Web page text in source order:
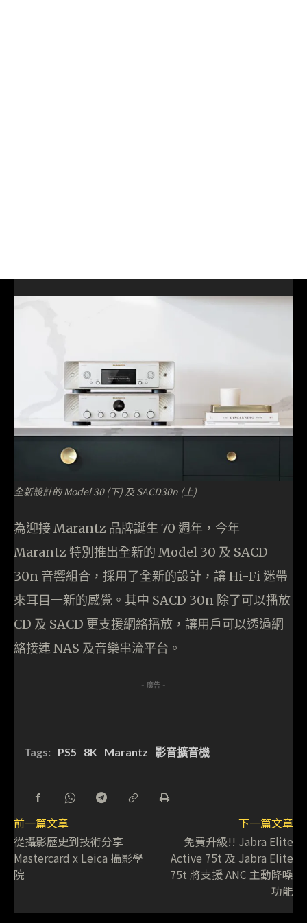
全新設計的 Model 30 (下) 及 SACD30n (上)
為迎接 Marantz 品牌誕生 70 週年，今年
Marantz 特別推出全新的 Model 30 及 SACD
30n 音響組合，採用了全新的設計，讓 Hi-Fi 迷帶
來耳目一新的感覺。其中 SACD 30n 除了可以播放
CD 及 SACD 更支援網絡播放，讓用戶可以透過網
絡接連 NAS 及音樂串流平台。
- 廣告 -
Tags: PS5 8K Marantz 影音擴音機
前一篇文章
從攝影歷史到技術分享
Mastercard x Leica 攝影學
院
下一篇文章
免費升級!! Jabra Elite
Active 75t 及 Jabra Elite
75t 將支援 ANC 主動降噪
功能